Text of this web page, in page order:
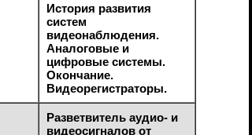
История развития
систем
видеонаблюдения.
Аналоговые и
цифровые системы.
Окончание.
Видеорегистраторы.
Разветвитель аудио- и
видеосигналов от